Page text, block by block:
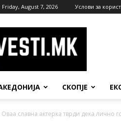
Friday, August 7, 2026 Услови за
СКОПЈЕ
Оваа славна актерка тврди дека лично